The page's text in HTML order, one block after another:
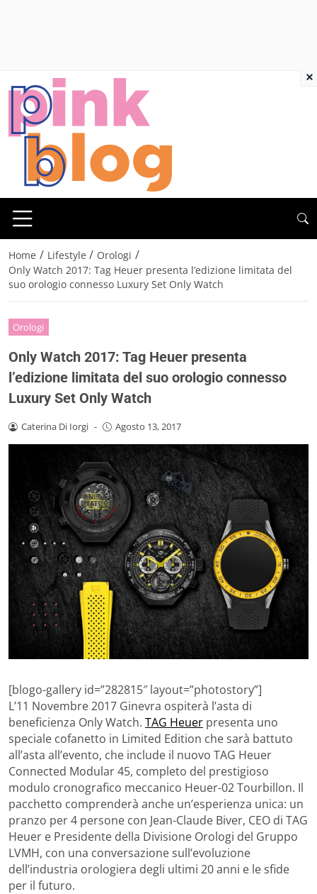
Home / Lifestyle / Orologi /
Only Watch 2017: Tag Heuer presenta l’edizione limitata del
suo orologio connesso Luxury Set Only Watch
Orologi
Only Watch 2017: Tag Heuer presenta
l’edizione limitata del suo orologio connesso
Luxury Set Only Watch
Caterina Di Iorgi - Agosto 13, 2017
[blogo-gallery id=”282815″ layout=”photostory”]
L’11 Novembre 2017 Ginevra ospiterà l’asta di
beneficienza Only Watch. TAG Heuer presenta uno
speciale cofanetto in Limited Edition che sarà battuto
all’asta all’evento, che include il nuovo TAG Heuer
Connected Modular 45, completo del prestigioso
modulo cronografico meccanico Heuer-02 Tourbillon. Il
pacchetto comprenderà anche un’esperienza unica: un
pranzo per 4 persone con Jean-Claude Biver, CEO di TAG
Heuer e Presidente della Divisione Orologi del Gruppo
LVMH, con una conversazione sull’evoluzione
dell’industria orologiera degli ultimi 20 anni e le sfide
per il futuro.
×